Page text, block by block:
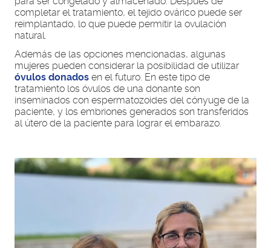
completar el tratamiento, el tejido ovárico puede ser
reimplantado, lo que puede permitir la ovulación
natural.
Además de las opciones mencionadas, algunas
mujeres pueden considerar la posibilidad de utilizar
óvulos donados en el futuro. En este tipo de
tratamiento los óvulos de una donante son
inseminados con espermatozoides del cónyuge de la
paciente, y los embriones generados son transferidos
al útero de la paciente para lograr el embarazo.